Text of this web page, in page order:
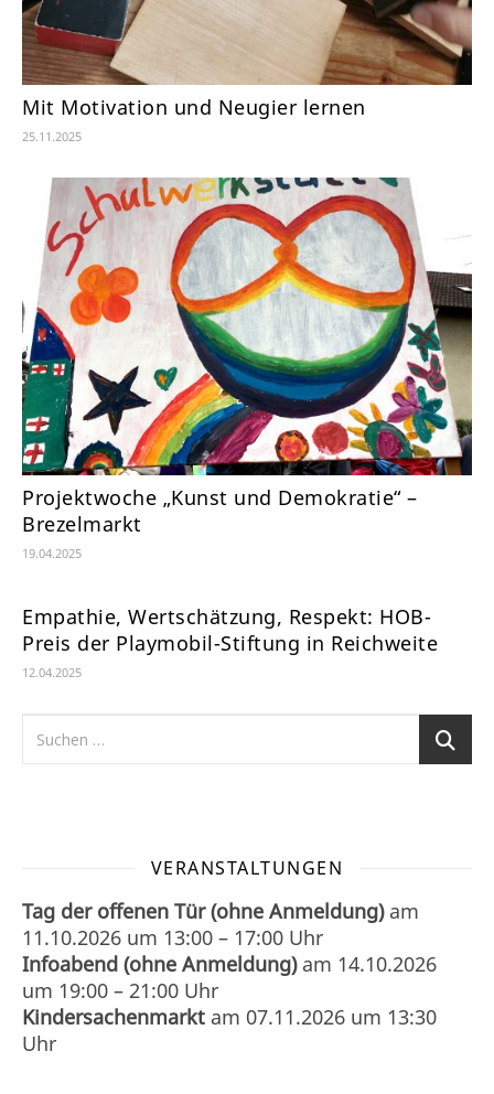
Mit Motivation und Neugier lernen
25.11.2025
Projektwoche „Kunst und Demokratie“ –
Brezelmarkt
19.04.2025
Empathie, Wertschätzung, Respekt: HOB-
Preis der Playmobil-Stiftung in Reichweite
12.04.2025
VERANSTALTUNGEN
Tag der offenen Tür (ohne Anmeldung)am
11.10.2026 um 13:00 – 17:00 Uhr
Infoabend (ohne Anmeldung)am 14.10.2026
um 19:00 – 21:00 Uhr
Kindersachenmarkt am 07.11.2026 um 13:30
Uhr